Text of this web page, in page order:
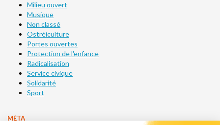
Milieu ouvert
Musique
Non classé
Ostréiculture
Portes ouvertes
Protection de l'enfance
Radicalisation
Service civique
Solidarité
Sport
MÉTA